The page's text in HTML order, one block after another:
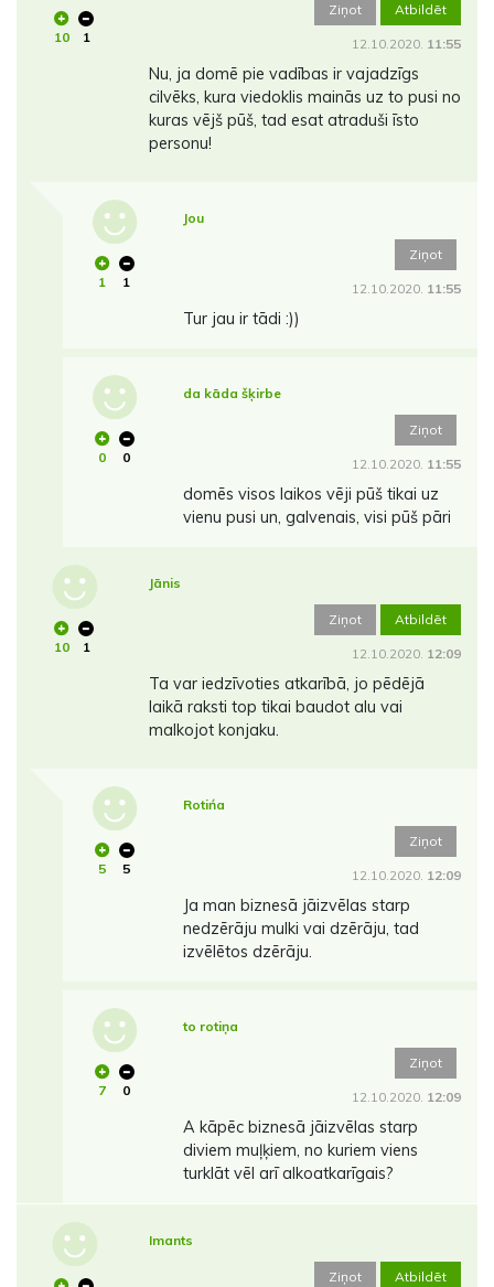
10 1
Ziņot Atbildēt
12.10.2020. 11:55
Nu, ja domē pie vadības ir vajadzīgs
cilvēks, kura viedoklis mainās uz to pusi no
kuras vējš pūš, tad esat atraduši īsto
personu!
1 1
Jou
Ziņot
12.10.2020. 11:55
Tur jau ir tādi :))
0 0
da kāda šķirbe
Ziņot
12.10.2020. 11:55
domēs visos laikos vēji pūš tikai uz
vienu pusi un, galvenais, visi pūš pāri
10 1
Jānis
Ziņot Atbildēt
12.10.2020. 12:09
Ta var iedzīvoties atkarībā, jo pēdējā
laikā raksti top tikai baudot alu vai
malkojot konjaku.
5 5
Rotińa
Ziņot
12.10.2020. 12:09
Ja man biznesā jāizvēlas starp
nedzērāju mulki vai dzērāju, tad
izvēlētos dzērāju.
7 0
to rotiņa
Ziņot
12.10.2020. 12:09
A kāpēc biznesā jāizvēlas starp
diviem muļķiem, no kuriem viens
turklāt vēl arī alkoatkarīgais?
Imants
Ziņot Atbildēt